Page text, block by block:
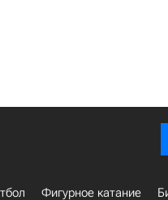
Фигурное катание